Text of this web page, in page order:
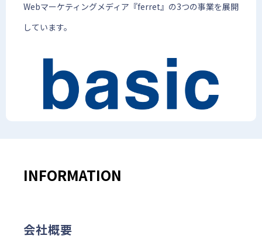
Webマーケティングメディア『ferret』の3つの事業を展開
しています。
INFORMATION
会社概要